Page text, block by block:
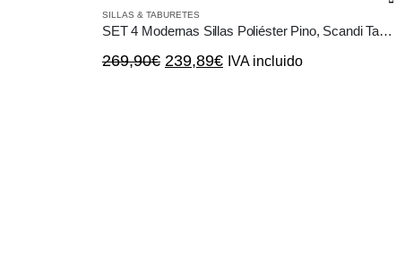
SILLAS & TABURETES
SET 4 Modernas Sillas Poliéster Pino, Scandi Tapizado Patchwork
269,90€ El
239,89€ElIVA incluido